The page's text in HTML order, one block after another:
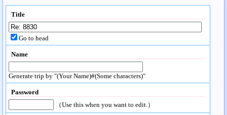
Title
Go to head
Name
Generate trip by "(Your Name)#(Some characters)"
Password
（Use this when you want to edit.）